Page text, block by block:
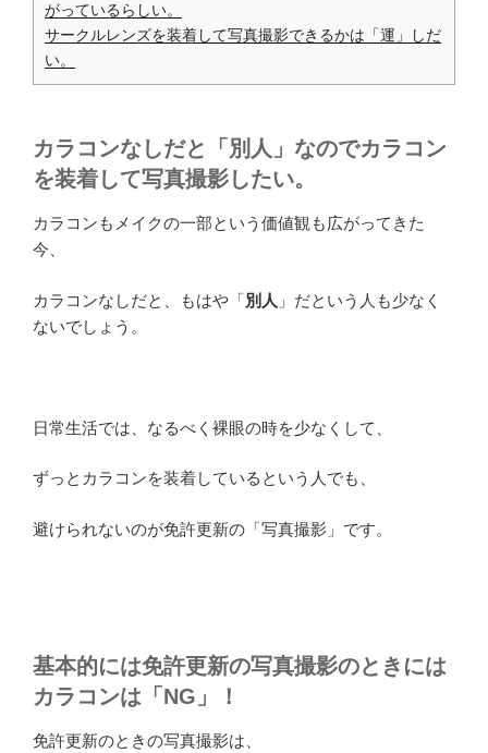
がっているらしい。
サークルレンズを装着して写真撮影できるかは「運」しだ
い。
カラコンなしだと「別人」なのでカラコン
を装着して写真撮影したい。
カラコンもメイクの一部という価値観も広がってきた
今、
カラコンなしだと、もはや「別人 」だという人も少なく
ないでしょう。
日常生活では、なるべく裸眼の時を少なくして、
ずっとカラコンを装着しているという人でも、
避けられないのが免許更新の「写真撮影」です。
基本的には免許更新の写真撮影のときには
カラコンは「NG」！
免許更新のときの写真撮影は、